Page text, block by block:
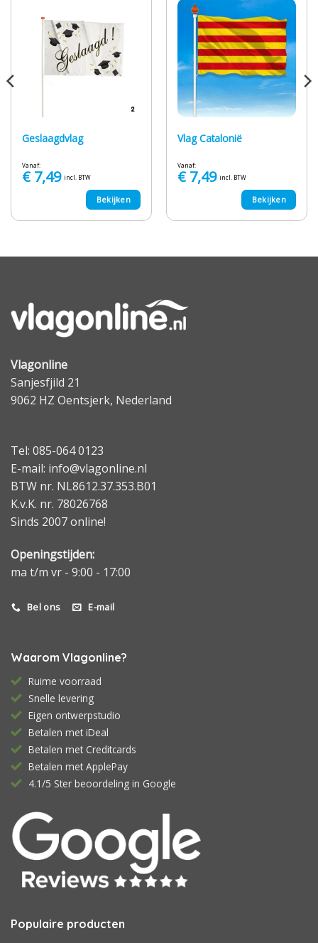
Geslaagdvlag
Vanaf:
€7,49 incl. BTW
Bekijken
Vlag Catalonië
Vanaf:
€7,49 incl. BTW
Bekijken
Vlagonline
Sanjesfjild 21
9062 HZ Oentsjerk, Nederland
Tel: 085-064 0123
E-mail: info@vlagonline.nl
BTW nr. NL8612.37.353.B01
K.v.K. nr. 78026768
Sinds 2007 online!
Openingstijden:
ma t/m vr - 9:00 - 17:00
Bel ons E-mail
Waarom Vlagonline?
Ruime voorraad
Snelle levering
Eigen ontwerpstudio
Betalen met iDeal
Betalen met Creditcards
Betalen met ApplePay
4.1/5 Ster beoordeling in Google
Populaire producten